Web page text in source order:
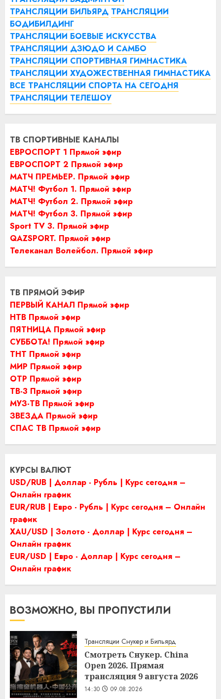
ТРАНСЛЯЦИИ БИЛЬЯРД ТРАНСЛЯЦИИ
БОДИБИЛДИНГ
ТРАНСЛЯЦИИ БОЕВЫЕ ИСКУССТВА
ТРАНСЛЯЦИИ ДЗЮДО И САМБО
ТРАНСЛЯЦИИ СПОРТИВНАЯ ГИМНАСТИКА
ТРАНСЛЯЦИИ ХУДОЖЕСТВЕННАЯ ГИМНАСТИКА
ВСЕ ТРАНСЛЯЦИИ СПОРТА НА СЕГОДНЯ
ТРАНСЛЯЦИИ ТЕЛЕШОУ
ТВ СПОРТИВНЫЕ КАНАЛЫ
ЕВРОСПОРТ 1 Прямой эфир
ЕВРОСПОРТ 2 Прямой эфир
МАТЧ ПРЕМЬЕР. Прямой эфир
МАТЧ! Футбол 1. Прямой эфир
МАТЧ! Футбол 2. Прямой эфир
МАТЧ! Футбол 3. Прямой эфир
Sport TV 3. Прямой эфир
QAZSPORT. Прямой эфир
Телеканал Волейбол. Прямой эфир
ТВ ПРЯМОЙ ЭФИР
ПЕРВЫЙ КАНАЛ Прямой эфир
НТВ Прямой эфир
ПЯТНИЦА Прямой эфир
СУББОТА! Прямой эфир
ТНТ Прямой эфир
МИР Прямой эфир
ОТР Прямой эфир
ТВ-3 Прямой эфир
МУЗ-ТВ Прямой эфир
ЗВЕЗДА Прямой эфир
СПАС ТВ Прямой эфир
КУРСЫ ВАЛЮТ
USD/RUB | Доллар - Рубль | Курс сегодня –
Онлайн график
EUR/RUB | Евро - Рубль | Курс сегодня – Онлайн
график
XAU/USD | Золото - Доллар | Курс сегодня –
Онлайн график
EUR/USD | Евро - Доллар | Курс сегодня –
Онлайн график
ВОЗМОЖНО, ВЫ ПРОПУСТИЛИ
Трансляции Снукер и Бильярд
Смотреть Снукер. China
Open 2026. Прямая
трансляция 9 августа 2026
14:30 09.08.2026